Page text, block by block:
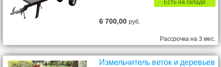
Есть на складе
6 700,00руб.
Рассрочка на 3 мес.
Измельчитель веток и деревьев